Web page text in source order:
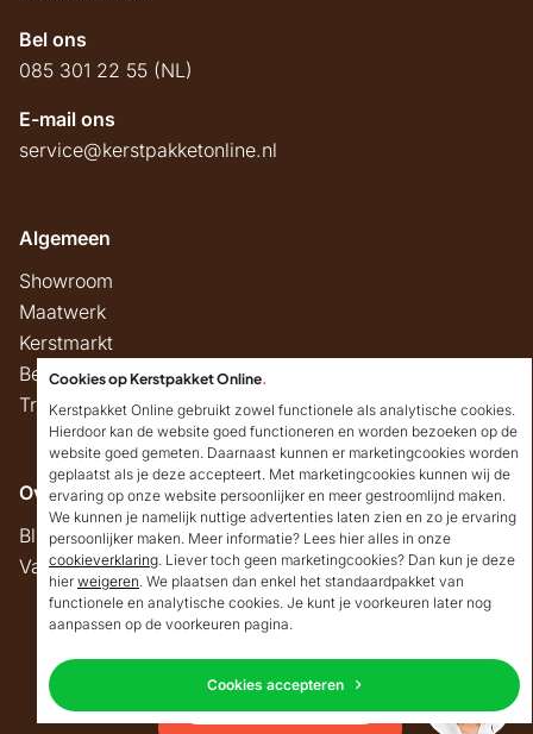
Bel ons
085 301 22 55 (NL)
E-mail ons
service@kerstpakketonline.nl
Algemeen
Showroom
Maatwerk
Kerstmarkt
Belastingregels
Track & Trace
Overig
Blog
Vacatures
Copyright © 2026 Kerstpakket Online
PrivacyAlgemene voorwaardenDisclaimerSitemap
Goedendag!
Mocht ik je ergens mee
kunnen helpen, dan
verneem ik dat graag.
Cookies op Kerstpakket Online.
Kerstpakket Online gebruikt zowel functionele als analytische cookies.
Hierdoor kan de website goed functioneren en worden bezoeken op de
website goed gemeten. Daarnaast kunnen er marketingcookies worden
geplaatst als je deze accepteert. Met marketingcookies kunnen wij de
ervaring op onze website persoonlijker en meer gestroomlijnd maken.
We kunnen je namelijk nuttige advertenties laten zien en zo je ervaring
persoonlijker maken. Meer informatie? Lees hier alles in onze
cookieverklaring. Liever toch geen marketingcookies? Dan kun je deze
hier weigeren. We plaatsen dan enkel het standaardpakket van
functionele en analytische cookies. Je kunt je voorkeuren later nog
aanpassen op de voorkeuren pagina.
Cookies accepteren